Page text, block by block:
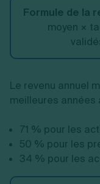
Formule de la
moyen ×
Le revenu annuel
meilleures
71 % pour les
50 % pour les
34 % pour les